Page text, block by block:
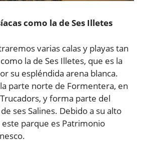
como la de Ses Illetes
varias calas y playas tan
la de Ses Illetes, que es la
su espléndida arena blanca.
parte norte de Formentera, en
y forma parte del
ses Salines. Debido a su alto
parque es Patrimonio